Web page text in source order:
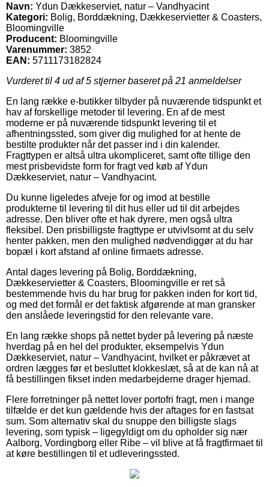
Navn: Ydun Dækkeserviet, natur – Vandhyacint
Kategori: Bolig, Borddækning, Dækkeservietter & Coasters,
Bloomingville
Producent: Bloomingville
Varenummer: 3852
EAN: 5711173182824
Vurderet til 4 ud af 5 stjerner baseret på 21 anmeldelser
En lang række e-butikker tilbyder på nuværende tidspunkt et
hav af forskellige metoder til levering. En af de mest
moderne er på nuværende tidspunkt levering til et
afhentningssted, som giver dig mulighed for at hente de
bestilte produkter når det passer ind i din kalender.
Fragttypen er altså ultra ukompliceret, samt ofte tillige den
mest prisbevidste form for fragt ved køb af Ydun
Dækkeserviet, natur – Vandhyacint.
Du kunne ligeledes afveje for og imod at bestille
produkterne til levering til dit hus eller ud til dit arbejdes
adresse. Den bliver ofte et hak dyrere, men også ultra
fleksibel. Den prisbilligste fragttype er utvivlsomt at du selv
henter pakken, men den mulighed nødvendiggør at du har
bopæl i kort afstand af online firmaets adresse.
Antal dages levering på Bolig, Borddækning,
Dækkeservietter & Coasters, Bloomingville er ret så
bestemmende hvis du har brug for pakken inden for kort tid,
og med det formål er det faktisk afgørende at man gransker
den anslåede leveringstid for den relevante vare.
En lang række shops på nettet byder på levering på næste
hverdag på en hel del produkter, eksempelvis Ydun
Dækkeserviet, natur – Vandhyacint, hvilket er påkrævet at
ordren lægges før et besluttet klokkeslæt, så at de kan nå at
få bestillingen fikset inden medarbejderne drager hjemad.
Flere forretninger på nettet lover portofri fragt, men i mange
tilfælde er det kun gældende hvis der aftages for en fastsat
sum. Som alternativ skal du snuppe den billigste slags
levering, som typisk – ligegyldigt om du opholder sig nær
Aalborg, Vordingborg eller Ribe – vil blive at få fragtfirmaet til
at køre bestillingen til et udleveringssted.